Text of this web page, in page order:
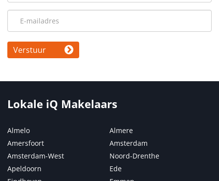
Verstuur
Lokale iQ Makelaars
Almelo
Almere
Amersfoort
Amsterdam
Amsterdam-West
Noord-Drenthe
Apeldoorn
Ede